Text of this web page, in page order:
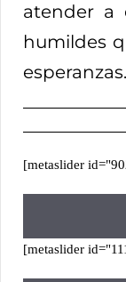
atender a
humildes
[metaslider
[metaslider